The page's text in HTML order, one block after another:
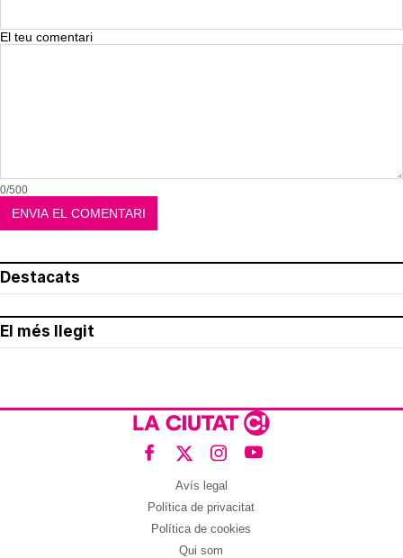
El teu comentari
0/500
Destacats
El més llegit
Avís legal
Política de privacitat
Política de cookies
Qui som